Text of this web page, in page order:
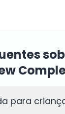
para